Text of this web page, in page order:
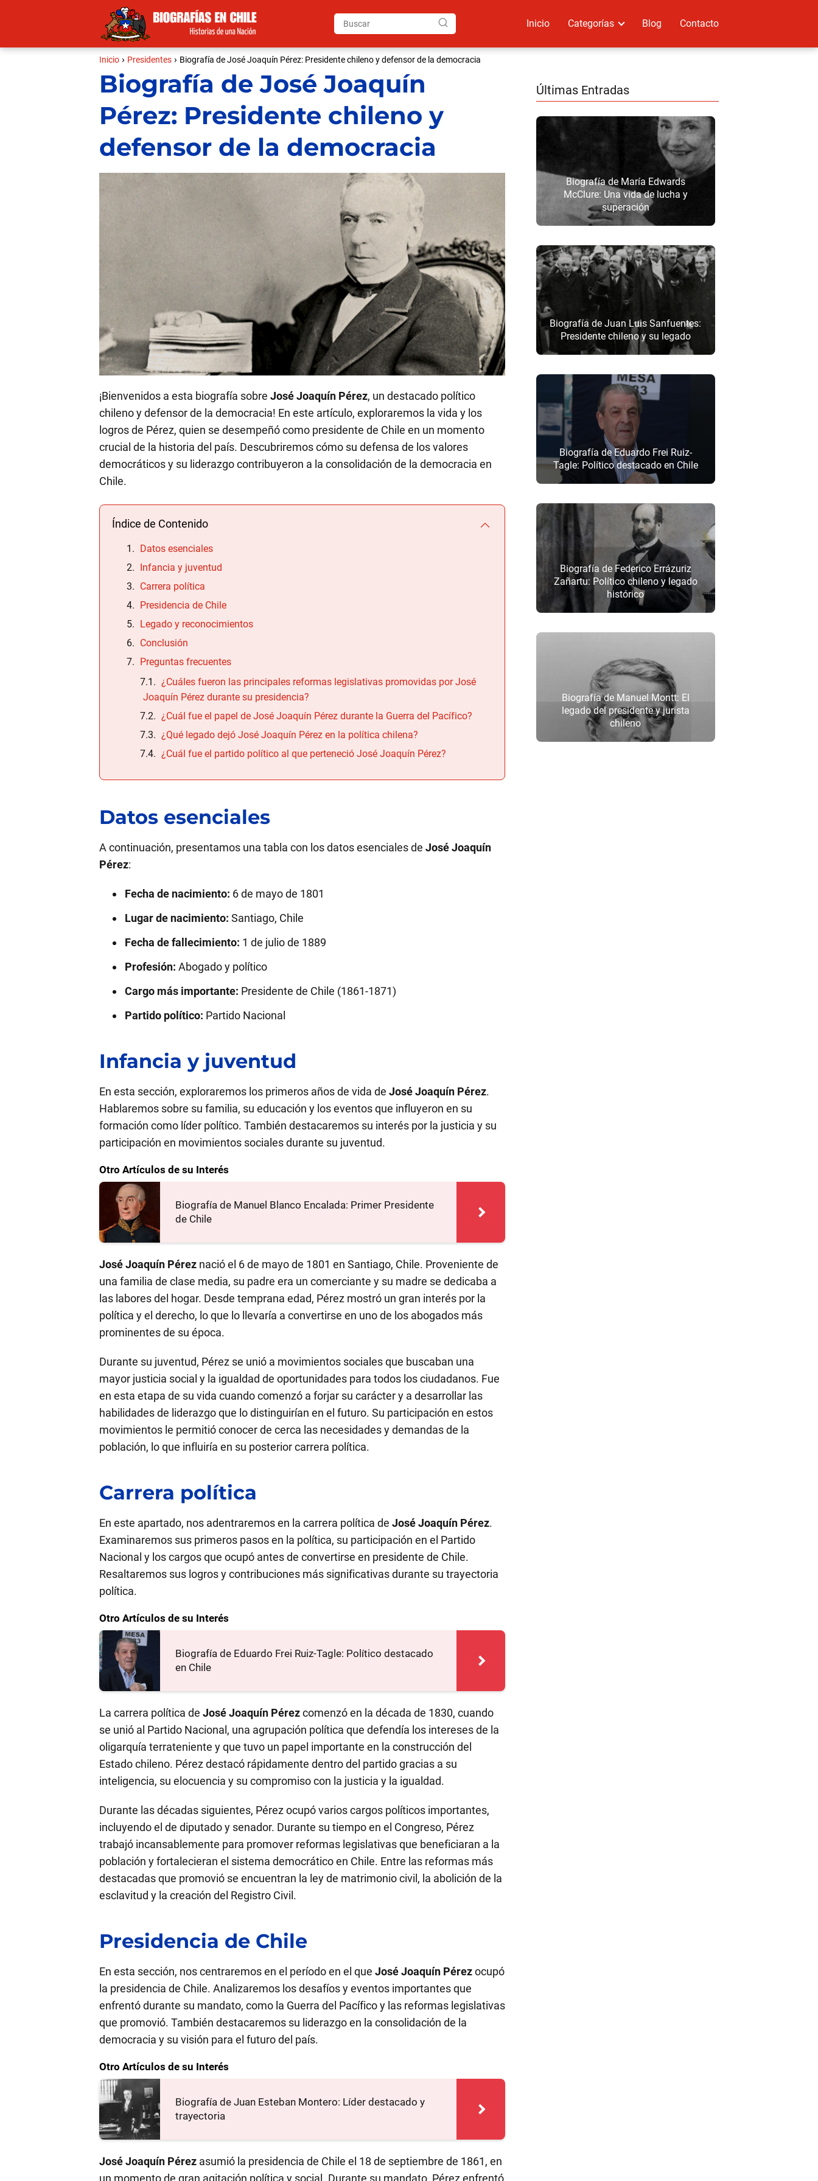
Inicio Categorías Blog Contacto
Inicio Presidentes Biografía de José Joaquín Pérez: Presidente chileno y defensor de la democracia
Biografía de José Joaquín
Pérez: Presidente chileno y
defensor de la democracia
¡Bienvenidos a esta biografía sobre José Joaquín Pérez, un destacado político
chileno y defensor de la democracia! En este artículo, exploraremos la vida y los
logros de Pérez, quien se desempeñó como presidente de Chile en un momento
crucial de la historia del país. Descubriremos cómo su defensa de los valores
democráticos y su liderazgo contribuyeron a la consolidación de la democracia en
Chile.
Índice de Contenido
Datos esenciales
Infancia y juventud
Carrera política
Presidencia de Chile
Legado y reconocimientos
Conclusión
Preguntas frecuentes
¿Cuáles fueron las principales reformas legislativas promovidas por José
Joaquín Pérez durante su presidencia?
¿Cuál fue el papel de José Joaquín Pérez durante la Guerra del Pacífico?
¿Qué legado dejó José Joaquín Pérez en la política chilena?
¿Cuál fue el partido político al que perteneció José Joaquín Pérez?
Datos esenciales
A continuación, presentamos una tabla con los datos esenciales de José Joaquín
Pérez:
Fecha de nacimiento: 6 de mayo de 1801
Lugar de nacimiento: Santiago, Chile
Fecha de fallecimiento: 1 de julio de 1889
Profesión: Abogado y político
Cargo más importante: Presidente de Chile (1861-1871)
Partido político: Partido Nacional
Infancia y juventud
En esta sección, exploraremos los primeros años de vida de José Joaquín Pérez.
Hablaremos sobre su familia, su educación y los eventos que influyeron en su
formación como líder político. También destacaremos su interés por la justicia y su
participación en movimientos sociales durante su juventud.
Otro Artículos de su Interés
Biografía de Manuel Blanco Encalada: Primer Presidente
de Chile
José Joaquín Pérez nació el 6 de mayo de 1801 en Santiago, Chile. Proveniente de
una familia de clase media, su padre era un comerciante y su madre se dedicaba a
las labores del hogar. Desde temprana edad, Pérez mostró un gran interés por la
política y el derecho, lo que lo llevaría a convertirse en uno de los abogados más
prominentes de su época.
Durante su juventud, Pérez se unió a movimientos sociales que buscaban una
mayor justicia social y la igualdad de oportunidades para todos los ciudadanos. Fue
en esta etapa de su vida cuando comenzó a forjar su carácter y a desarrollar las
habilidades de liderazgo que lo distinguirían en el futuro. Su participación en estos
movimientos le permitió conocer de cerca las necesidades y demandas de la
población, lo que influiría en su posterior carrera política.
Carrera política
En este apartado, nos adentraremos en la carrera política de José Joaquín Pérez.
Examinaremos sus primeros pasos en la política, su participación en el Partido
Nacional y los cargos que ocupó antes de convertirse en presidente de Chile.
Resaltaremos sus logros y contribuciones más significativas durante su trayectoria
política.
Otro Artículos de su Interés
Biografía de Eduardo Frei Ruiz-Tagle: Político destacado
en Chile
La carrera política de José Joaquín Pérezcomenzó en la década de 1830, cuando
se unió al Partido Nacional, una agrupación política que defendía los intereses de la
oligarquía terrateniente y que tuvo un papel importante en la construcción del
Estado chileno. Pérez destacó rápidamente dentro del partido gracias a su
inteligencia, su elocuencia y su compromiso con la justicia y la igualdad.
Durante las décadas siguientes, Pérez ocupó varios cargos políticos importantes,
incluyendo el de diputado y senador. Durante su tiempo en el Congreso, Pérez
trabajó incansablemente para promover reformas legislativas que beneficiaran a la
población y fortalecieran el sistema democrático en Chile. Entre las reformas más
destacadas que promovió se encuentran la ley de matrimonio civil, la abolición de la
esclavitud y la creación del Registro Civil.
Presidencia de Chile
En esta sección, nos centraremos en el período en el que José Joaquín Pérezocupó
la presidencia de Chile. Analizaremos los desafíos y eventos importantes que
enfrentó durante su mandato, como la Guerra del Pacífico y las reformas legislativas
que promovió. También destacaremos su liderazgo en la consolidación de la
democracia y su visión para el futuro del país.
Otro Artículos de su Interés
Biografía de Juan Esteban Montero: Líder destacado y
trayectoria
José Joaquín Pérez asumió la presidencia de Chile el 18 de septiembre de 1861, en
Últimas Entradas
Biografía de María Edwards
McClure: Una vida de lucha y
superación
Biografía de Juan Luis Sanfuentes:
Presidente chileno y su legado
Biografía de Eduardo Frei Ruiz-
Tagle: Político destacado en Chile
Biografía de Federico Errázuriz
Zañartu: Político chileno y legado
histórico
Biografía de Manuel Montt: El
legado del presidente y jurista
chileno